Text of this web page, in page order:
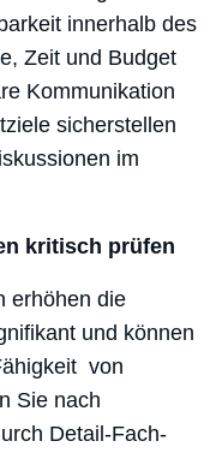
innerhalb des
Zeit und Budget
Kommunikation
sicherstellen
im
kritisch prüfen
erhöhen die
und können
von
Sie nach
Detail-Fach-